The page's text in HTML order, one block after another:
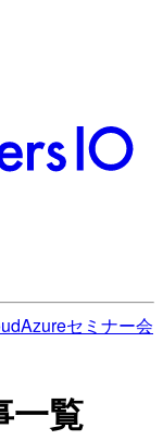
Azureセミナー会
一覧